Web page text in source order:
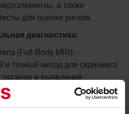
а также
для оценки рисков.
диагностика:
(Full-Body MRI):
и точный метод для скрининга
органов и выявления
брюшной полости,